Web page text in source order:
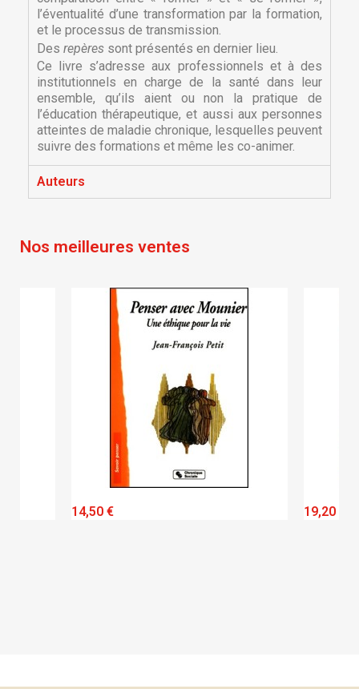
×
add_circle_outline Créer une nouvelle liste
Créer une liste d'envies
Annuler Créer une liste d'envies
Connexion ×
l’éventualité d’une transformation par la formation,
et le processus de transmission.
Des repères sont présentés en dernier lieu.
Ce livre s’adresse aux professionnels et à des
institutionnels en charge de la santé dans leur
ensemble, qu’ils aient ou non la pratique de
l’éducation thérapeutique, et aussi aux personnes
atteintes de maladie chronique, lesquelles peuvent
suivre des formations et même les co-animer.
Auteurs
Nos meilleures ventes
14,50 € 19,20 €